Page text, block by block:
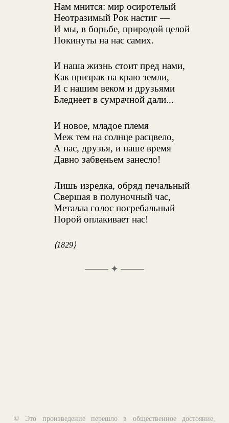
Нам мнится: мир осиротелый
Неотразимый Рок настиг —
И мы, в борьбе, природой целой
Покинуты на нас самих.
И наша жизнь стоит пред нами,
Как призрак на краю земли,
И с нашим веком и друзьями
Бледнеет в сумрачной дали...
И новое, младое племя
Меж тем на солнце расцвело,
А нас, друзья, и наше время
Давно забвеньем занесло!
Лишь изредка, обряд печальный
Свершая в полуночный час,
Металла голос погребальный
Порой оплакивает нас!
⟨1829⟩
✦
© Это произведение перешло в общественное достояние,